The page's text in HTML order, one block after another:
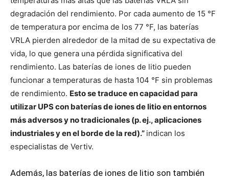
degradación del rendimiento. Por cada aumento de 15 °F
de temperatura por encima de los 77 °F, las baterías
VRLA pierden alrededor de la mitad de su expectativa de
vida, lo que genera una pérdida significativa del
rendimiento. Las baterías de iones de litio pueden
funcionar a temperaturas de hasta 104 °F sin problemas
de rendimiento. Esto se traduce en capacidad para
utilizar UPS con baterías de iones de litio en entornos
más adversos y no tradicionales (p. ej., aplicaciones
industriales y en el borde de la red).” indican los
especialistas de Vertiv.
Además, las baterías de iones de litio son también